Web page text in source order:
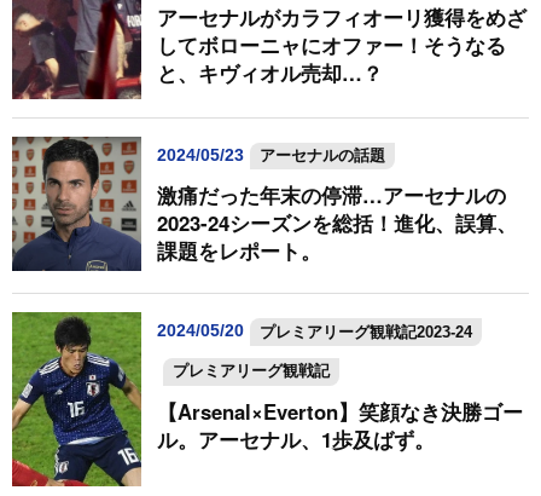
アーセナルがカラフィオーリ獲得をめざ
してボローニャにオファー！そうなる
と、キヴィオル売却…？
2024/05/23 アーセナルの話題
激痛だった年末の停滞…アーセナルの
2023-24シーズンを総括！進化、誤算、
課題をレポート。
2024/05/20 プレミアリーグ観戦記2023-24
プレミアリーグ観戦記
【Arsenal×Everton】笑顔なき決勝ゴー
ル。アーセナル、1歩及ばず。